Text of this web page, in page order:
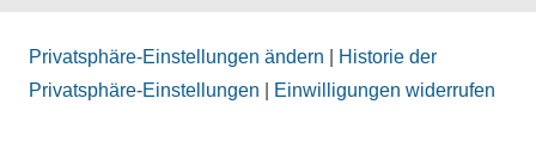
Privatsphäre-Einstellungen ändern
Historie der
Privatsphäre-Einstellungen
Einwilligungen widerrufen